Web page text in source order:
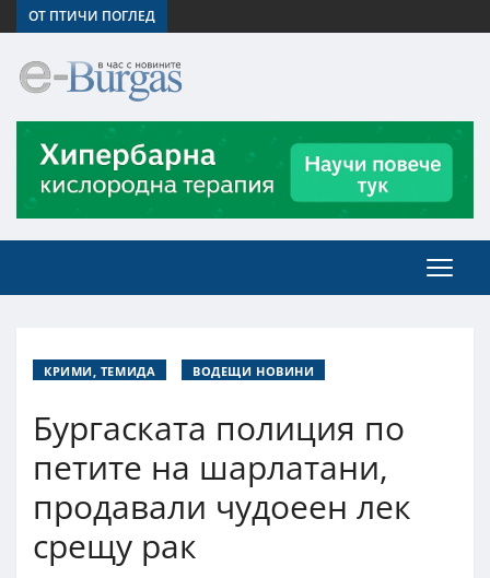
ОТ ПТИЧИ ПОГЛЕД
КРИМИ, ТЕМИДА ВОДЕЩИ НОВИНИ
Бургаската полиция по
петите на шарлатани,
продавали чудоеен лек
срещу рак